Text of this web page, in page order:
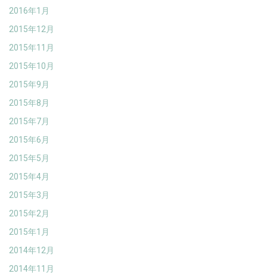
2016年1月
2015年12月
2015年11月
2015年10月
2015年9月
2015年8月
2015年7月
2015年6月
2015年5月
2015年4月
2015年3月
2015年2月
2015年1月
2014年12月
2014年11月